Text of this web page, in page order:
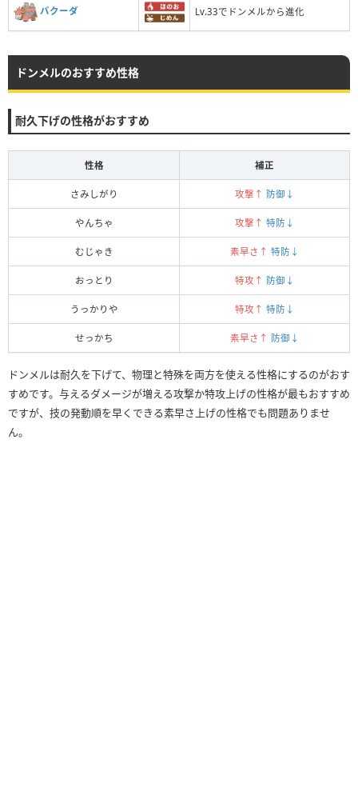
バクーダ Lv.33でドンメルから進化
ドンメルのおすすめ性格
耐久下げの性格がおすすめ
性格 補正
さみしがり 攻撃↑ 防御↓
やんちゃ 攻撃↑ 特防↓
むじゃき 素早さ↑ 特防↓
おっとり 特攻↑ 防御↓
うっかりや 特攻↑ 特防↓
せっかち 素早さ↑ 防御↓
ドンメルは耐久を下げて、物理と特殊を両方を使える性格にするのがおす
すめです。与えるダメージが増える攻撃か特攻上げの性格が最もおすすめ
ですが、技の発動順を早くできる素早さ上げの性格でも問題ありませ
ん。